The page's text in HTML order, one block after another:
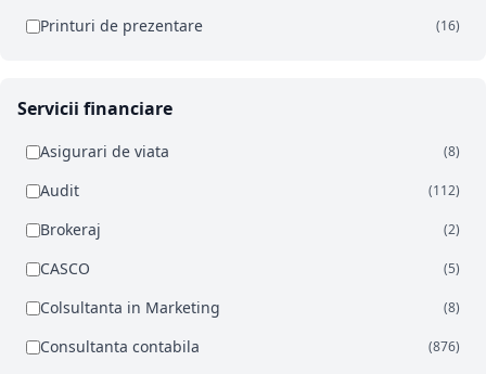
Printuri de prezentare (16)
Servicii financiare
Asigurari de viata (8)
Audit (112)
Brokeraj (2)
CASCO (5)
Colsultanta in Marketing (8)
Consultanta contabila (876)